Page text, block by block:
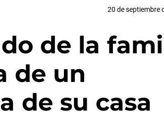
20 de septiembre
de la
de un
de su casa